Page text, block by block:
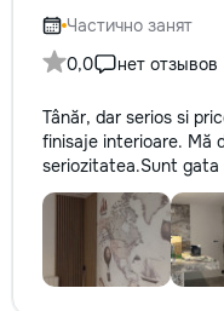
Частично занят
0,0
нет отзывов
Tânăr, dar serios si
finisaje interioare. Mă
seriozitatea.Sunt gata